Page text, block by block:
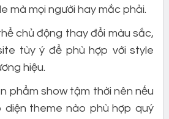
mà mọi người hay mắc phải.
chủ động thay đổi màu sắc,
tùy ý để phù hợp với style
hiệu.
phẩm show tậm thời nên nếu
diện theme nào phù hợp quý